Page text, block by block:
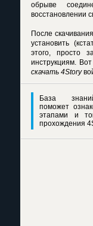
обрыве
восстановлении
После
установить
этого, просто
инструкциям.
скачать 4Story
База
поможет
этапами и
прохождения